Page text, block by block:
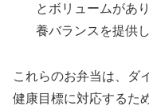
とボリュームがあ
養バランスを提供
これらのお弁当は、ダ
健康目標に対応するた